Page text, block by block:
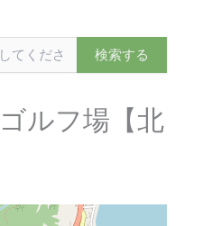
ルフ場【北